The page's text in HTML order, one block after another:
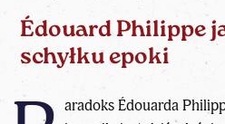
Édouard Philippe
schyłku epoki
aradoks Édouarda